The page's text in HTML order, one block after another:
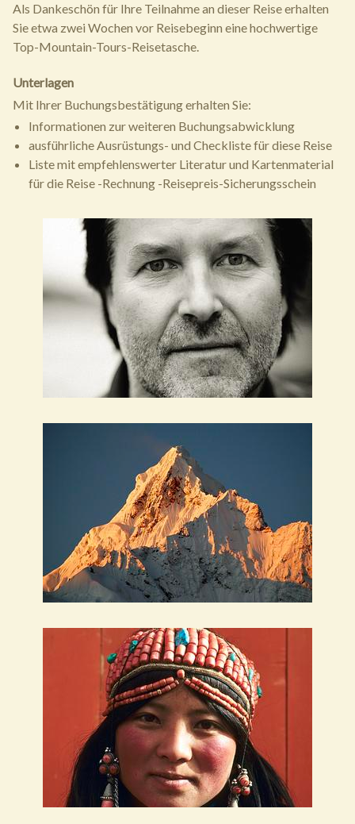
Als Dankeschön für Ihre Teilnahme an dieser Reise erhalten
Sie etwa zwei Wochen vor Reisebeginn eine hochwertige
Top-Mountain-Tours-Reisetasche.
Unterlagen
Mit Ihrer Buchungsbestätigung erhalten Sie:
Informationen zur weiteren Buchungsabwicklung
ausführliche Ausrüstungs- und Checkliste für diese Reise
Liste mit empfehlenswerter Literatur und Kartenmaterial
für die Reise -Rechnung -Reisepreis-Sicherungsschein